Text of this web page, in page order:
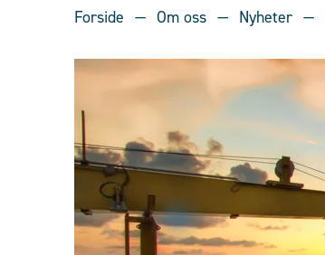
Forside Om oss Nyheter